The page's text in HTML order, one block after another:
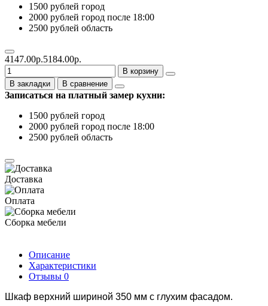
1500 рублей город
2000 рублей город после 18:00
2500 рублей область
4147.00р.5184.00р.
В корзину
В закладки
В сравнение
Записаться на платный замер кухни:
1500 рублей город
2000 рублей город после 18:00
2500 рублей область
Доставка
Оплата
Сборка мебели
Описание
Характеристики
Отзывы 0
Шкаф верхний шириной 350 мм с глухим фасадом.